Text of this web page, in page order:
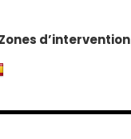
Zones d’intervention